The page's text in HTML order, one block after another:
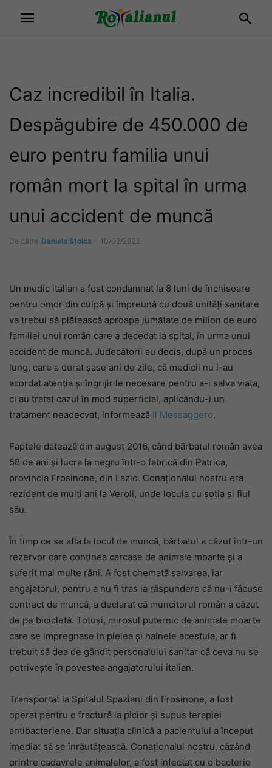
Caz incredibil în Italia.
Despăgubire de 450.000 de
euro pentru familia unui
român mort la spital în urma
unui accident de muncă
De către Daniela Stoica - 10/02/2022
Un medic italian a fost condamnat la 8 luni de închisoare
pentru omor din culpă și împreună cu două unități sanitare
va trebui să plătească aproape jumătate de milion de euro
familiei unui român care a decedat la spital, în urma unui
accident de muncă. Judecătorii au decis, după un proces
lung, care a durat șase ani de zile, că medicii nu i-au
acordat atenția și îngrijirile necesare pentru a-i salva viața,
ci au tratat cazul în mod superficial, aplicându-i un
tratament neadecvat, informează Il Messaggero.
Faptele datează din august 2016, când bărbatul român avea
58 de ani și lucra la negru într-o fabrică din Patrica,
provincia Frosinone, din Lazio. Conaționalul nostru era
rezident de mulți ani la Veroli, unde locuia cu soția și fiul
său.
În timp ce se afla la locul de muncă, bărbatul a căzut într-un
rezervor care conținea carcase de animale moarte și a
suferit mai multe răni. A fost chemată salvarea, iar
angajatorul, pentru a nu fi tras la răspundere că nu-i făcuse
contract de muncă, a declarat că muncitorul român a căzut
de pe bicicletă. Totuși, mirosul puternic de animale moarte
care se impregnase în pielea și hainele acestuia, ar fi
trebuit să dea de gândit personalului sanitar că ceva nu se
potrivește în povestea angajatorului italian.
Transportat la Spitalul Spaziani din Frosinone, a fost
operat pentru o fractură la picior și supus terapiei
antibacteriene. Dar situația clinică a pacientului a început
imediat să se înrăutățească. Conaționalul nostru, căzând
printre cadavrele animalelor, a fost infectat cu o bacterie